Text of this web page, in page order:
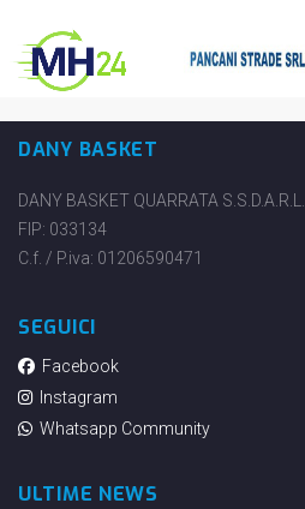
DANY BASKET
DANY BASKET QUARRATA S.S.D.A.R.L.
FIP: 033134
C.f. / P.iva: 01206590471
SEGUICI
Facebook
Instagram
Whatsapp Community
ULTIME NEWS